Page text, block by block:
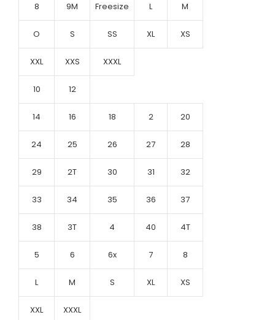
8 9M Freesize L M
O S SS XL XS
XXL XXS XXXL
10 12
14 16 18 2 20
24 25 26 27 28
29 2T 30 31 32
33 34 35 36 37
38 3T 4 40 4T
5 6 6x 7 8
L M S XL XS
XXL XXXL